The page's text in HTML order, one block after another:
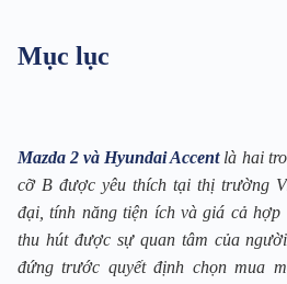
Mazda 2 và Hyundai Accentlà hai
cỡ B được yêu thích tại thị trường
đại, tính năng tiện ích và giá cả hợp
thu hút được sự quan tâm của
đứng trước quyết định chọn mua
Mục lục